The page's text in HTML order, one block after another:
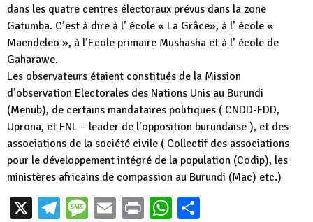
dans les quatre centres électoraux prévus dans la zone
Gatumba. C’est à dire à l’ école « La Grâce», à l’ école «
Maendeleo », à l’Ecole primaire Mushasha et à l’ école de
Gaharawe.
Les observateurs étaient constitués de la Mission
d’observation Electorales des Nations Unis au Burundi
(Menub), de certains mandataires politiques ( CNDD-FDD,
Uprona, et FNL – leader de l’opposition burundaise ), et des
associations de la société civile ( Collectif des associations
pour le développement intégré de la population (Codip), les
ministères africains de compassion au Burundi (Mac) etc.)
X Telegram
Message
EmailPrintWhatsApp